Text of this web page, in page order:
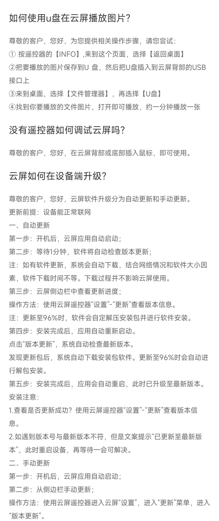
如何使用u盘在云屏播放图片？
尊敬的客户，您好，为您提供相关操作步骤，请您尝试：
① 按遥控器的【INFO】,来到这个页面，选择【返回桌面】
②把要播放的图片保存到U 盘，然后把U盘插入到云屏背部的USB
接口上
③来到桌面，选择【文件管理器】，再选择【U盘】
④找到你要播放的文件图片，打开即可播放，约一分钟播放一张
没有遥控器如何调试云屏吗？
尊敬的客户，您好，在云屏背部或底部插入鼠标，即可使用。
云屏如何在设备端升级？
尊敬的客户，您好，云屏软件升级分为自动更新和手动更新。
更新前提：设备能正常联网
一、自动更新
第一步：开机后，云屏应用自动启动；
第二步：等待1分钟，软件将自动检查版本更新；
注：如有软件更新，系统会自动下载，结合网络情况和软件大小因
素，软件下载时间不等。下载过程并不影响云屏使用。
第三步：云屏侧边栏中查看更新进度；
操作方法：使用云屏遥控器“设置”-“更新”查看版本信息。
注：更新至96%时，软件会自定解压安装包并进行软件安装。
第四步：安装完成后，应用自动重新启动。
点击“版本更新”，系统自动检查最新版本。
发现更新包后，系统自动下载安装包软件。更新至96%时会自动进
行解包安装。
第五步：安装完成后，应用会自动重启，此时已升级至最新版本。
安装注意：
1.查看是否更新成功？使用云屏遥控器“设置”-“更新”查看版本信
息。
2.如遇到版本号与最新版本不符，但是文案提示“已更新至最新版
本”，此时重启设备，再等待一会可解决。
二、手动更新
第一步：开机后，云屏应用自动启动；
第二步：从侧边栏手动更新；
操作方法：使用云屏遥控器进入云屏“设置”，进入“更新”菜单，进入
“版本更新”。